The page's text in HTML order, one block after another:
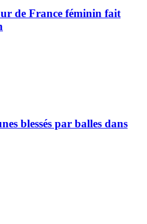
de France féminin fait
blessés par balles dans